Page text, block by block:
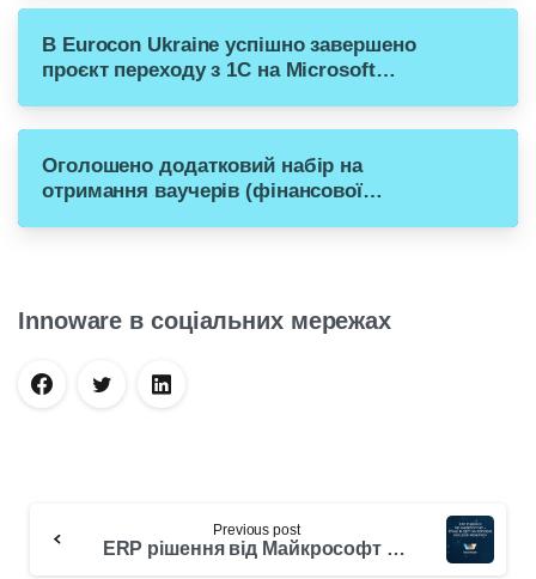
В Eurocon Ukraine успішно завершено
проєкт переходу з 1С на Microsoft
Оголошено додатковий набір на
отримання ваучерів (фінансової
Innoware в соціальних мережах
Previous post
ERP рішення від Майкрософт – кращі в світі за версією Nucleus Research